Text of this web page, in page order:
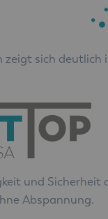
sich
und Sicherheit
Abspannung.